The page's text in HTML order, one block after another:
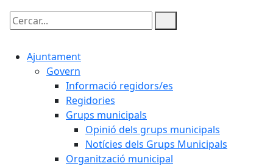
Cercar:
Ajuntament
Govern
Informació regidors/es
Regidories
Grups municipals
Opinió dels grups municipals
Notícies dels Grups Municipals
Organització municipal